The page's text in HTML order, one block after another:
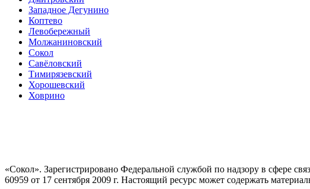
Западное Дегунино
Коптево
Левобережный
Молжаниновский
Сокол
Савёловский
Тимирязевский
Хорошевский
Ховрино
«Сокол». Зарегистрировано Федеральной службой по надзору в
60959 от 17 сентября 2009 г. Настоящий ресурс может содержать